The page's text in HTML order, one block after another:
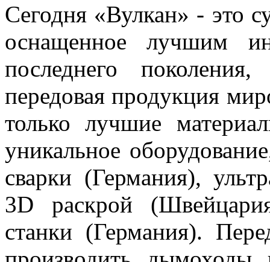
Сегодня «Вулкан» - это
оснащенное лучшим
последнего
передовая продукция
только лучшие
уникальное
сварки (Германия),
3D раскрой
станки (Германия).